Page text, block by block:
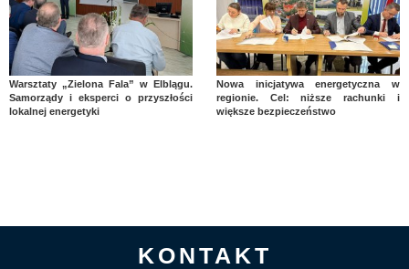
Warsztaty „Zielona Fala” w Elblągu.
Samorządy i eksperci o przyszłości
lokalnej energetyki
Nowa inicjatywa energetyczna w
regionie. Cel: niższe rachunki i
większe bezpieczeństwo
KONTAKT